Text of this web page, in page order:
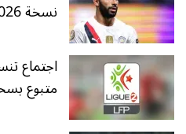
نسخة 2026-2027
اجتماع
متبوع